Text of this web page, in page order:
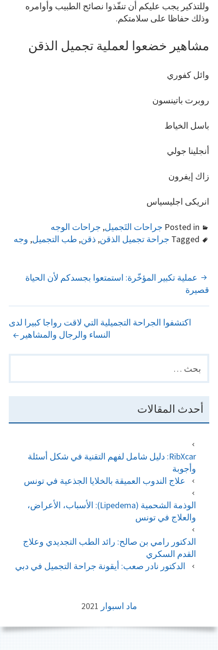
وللتذكير يجب عليكم أن تنفّذوا نصائح الطبيب وأوامره
وذلك حفاظا على سلامتكم.
مشاهير خضعوا لعملية تجميل الذقن
وائل كفوري
روبرت باتينسون
باسل الخياط
أنجلينا جولي
زاك إيفرون
انريكى اجليسياس
Posted in جراحات التَجميل, جراحات الوجه
Tagged جراحة تجميل الذقن, ذقن, طب التجميل, وجه
POST
NAVIGATION
عملية تكبير المؤخّرة: استمتعوا بجسدكم لأن الحياة
قصيرة
اكتشفوا الجراحة التجميلية التي لاقت رواجا كبيرا لدى
النساء والرجال والمشاهير
SIDEBAR
البحث
عن:
أحدث المقالات
RibXcar: دليل شامل لفهم التقنية في شكل أسئلة
وأجوبة
علاج الندوب العميقة بالخلايا الجذعية في تونس
الوذمة الشحمية (Lipedema): الأسباب، الأعراض،
والعلاج في تونس
الدكتور رامي بن صالح: رائد الطب التجديدي وعلاج
القدم السكري
الدكتور نادر صعب: أيقونة جراحة التجميل في دبي
CONTENT
ماد اسبوار 2021